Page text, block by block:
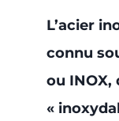
L’acier
connu
ou INOX,
«